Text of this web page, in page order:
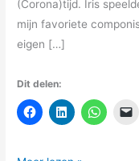
(Corona)tijd. Iris
mijn favoriete
eigen […]
Dit delen: